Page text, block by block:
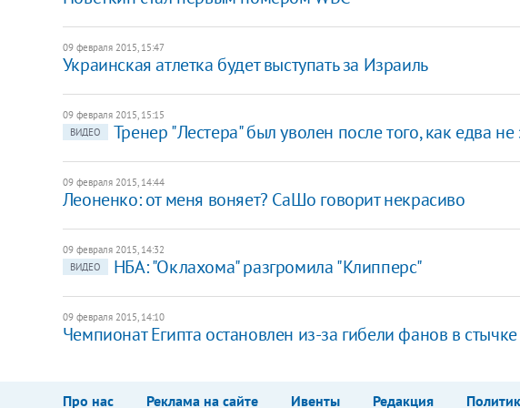
09 февраля 2015, 15:47
Украинская атлетка будет выступать за Израиль
09 февраля 2015, 15:15
ВИДЕО
Тренер "Лестера" был уволен после того, как едва
09 февраля 2015, 14:44
Леоненко: от меня воняет? СаШо говорит некрасиво
09 февраля 2015, 14:32
ВИДЕО
НБА: "Оклахома" разгромила "Клипперс"
09 февраля 2015, 14:10
Чемпионат Египта остановлен из-за гибели фанов в
Про нас Реклама на сайте Ивенты Редакция